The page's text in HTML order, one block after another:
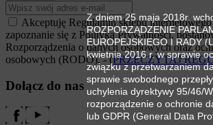
Akceptuję Regulamin sklepu
zapoznanie się z Polityką Prywatności,
Rozporządzenia o danych osobowych oraz
osobowych (RODO). - (PRZECZYTAJ
Dołącz do nas
Z dniem 25 maja 2018r.
ROZPORZĄDZENIE
EUROPEJSKIEGO I RADY
kwietnia 2016 r. w sprawie
związku z przetwarzaniem
sprawie swobodnego
uchylenia dyrektywy 95/46/
rozporządzenie o ochronie
lub GDPR (General Data